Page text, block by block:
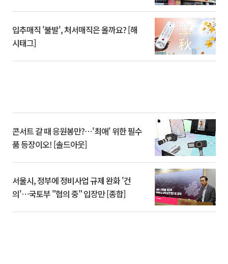
입추매직 '불발', 처서매직은 올까요? [해
시태그]
콘서트 갈 때 응원봉만?⋯'최애' 위한 필수
품 등장이오! [솔드아웃]
서울시, 정부에 정비사업 규제 완화 '건
의'⋯국토부 "협의 중" 입장만 [종합]